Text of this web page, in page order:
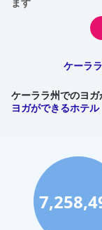
ケーラ
ケーララ州でのヨ
ヨガができるホテル
Thrissurでの
できるホテル
でのヨガができる
Malappuram